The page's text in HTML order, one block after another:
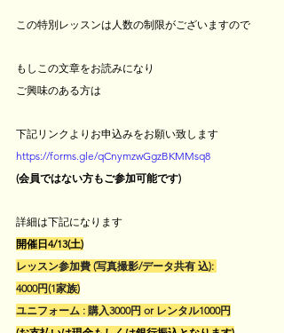
この特別レッスンは人数の制限がございますので
もしこの文章をお読みになり
ご興味のある方は
下記リンクよりお申込みをお願い致します
https://forms.gle/qCnymzwGgzBKMMsq8
(会員ではない方もご参加可能です)
詳細は下記になります
開催日4/13(土)
レッスン参加費 (写真撮影/データ共有 込):
4000円(1家族)
ユニフォーム : 購入3000円 or レンタル1000円